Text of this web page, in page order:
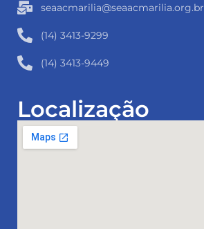
seaacmarilia@seaacmarilia.org.br
(14) 3413-9299
(14) 3413-9449
Localização